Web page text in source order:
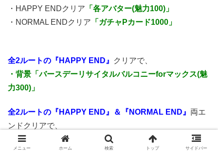
・HAPPY ENDクリア 「各アバター(魅力100)」
・NORMAL ENDクリア 「ガチャPカード1000」
全2ルートの『HAPPY END』
クリアで、
・背景「バースデーリサイタルバルコニーforマックス(魅
力300)」
全2ルートの『HAPPY END』＆『NORMAL END』 両エ
ンドクリアで、
・「マックスから愛するプリンセスへ(魅力150)」
メニュー ホーム 検索 トップ サイドバー